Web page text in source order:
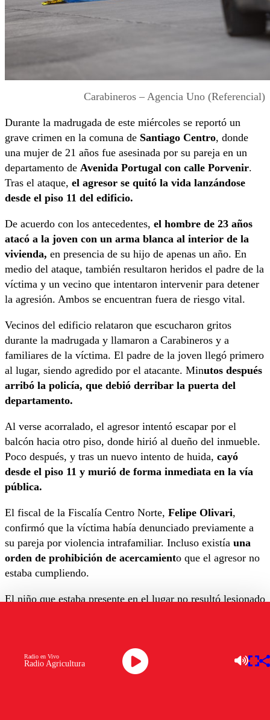
Carabineros – Agencia Uno (Referencial)
Durante la madrugada de este miércoles se reportó un
grave crimen en la comuna de Santiago Centro, donde
una mujer de 21 años fue asesinada por su pareja en un
departamento de Avenida Portugal con calle Porvenir.
Tras el ataque, el agresor se quitó la vida lanzándose
desde el piso 11 del edificio.
De acuerdo con los antecedentes, el hombre de 23 años
atacó a la joven con un arma blanca al interior de la
vivienda, en presencia de su hijo de apenas un año. En
medio del ataque, también resultaron heridos el padre de la
víctima y un vecino que intentaron intervenir para detener
la agresión. Ambos se encuentran fuera de riesgo vital.
Vecinos del edificio relataron que escucharon gritos
durante la madrugada y llamaron a Carabineros y a
familiares de la víctima. El padre de la joven llegó primero
al lugar, siendo agredido por el atacante. Minutos después
arribó la policía, que debió derribar la puerta del
departamento.
Al verse acorralado, el agresor intentó escapar por el
balcón hacia otro piso, donde hirió al dueño del inmueble.
Poco después, y tras un nuevo intento de huida, cayó
desde el piso 11 y murió de forma inmediata en la vía
pública.
El fiscal de la Fiscalía Centro Norte, Felipe Olivari,
confirmó que la víctima había denunciado previamente a
su pareja por violencia intrafamiliar. Incluso existía una
orden de prohibición de acercamiento que el agresor no
estaba cumpliendo.
El niño que estaba presente en el lugar no resultó lesionado
víctima.Radio Agricultura
Radio en Vivo